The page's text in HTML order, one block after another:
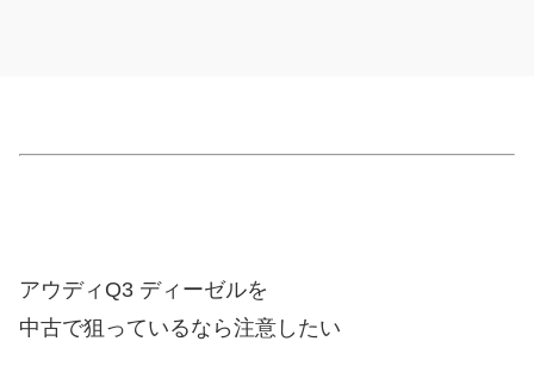
アウディQ3 ディーゼルを
中古で狙っているなら注意したい